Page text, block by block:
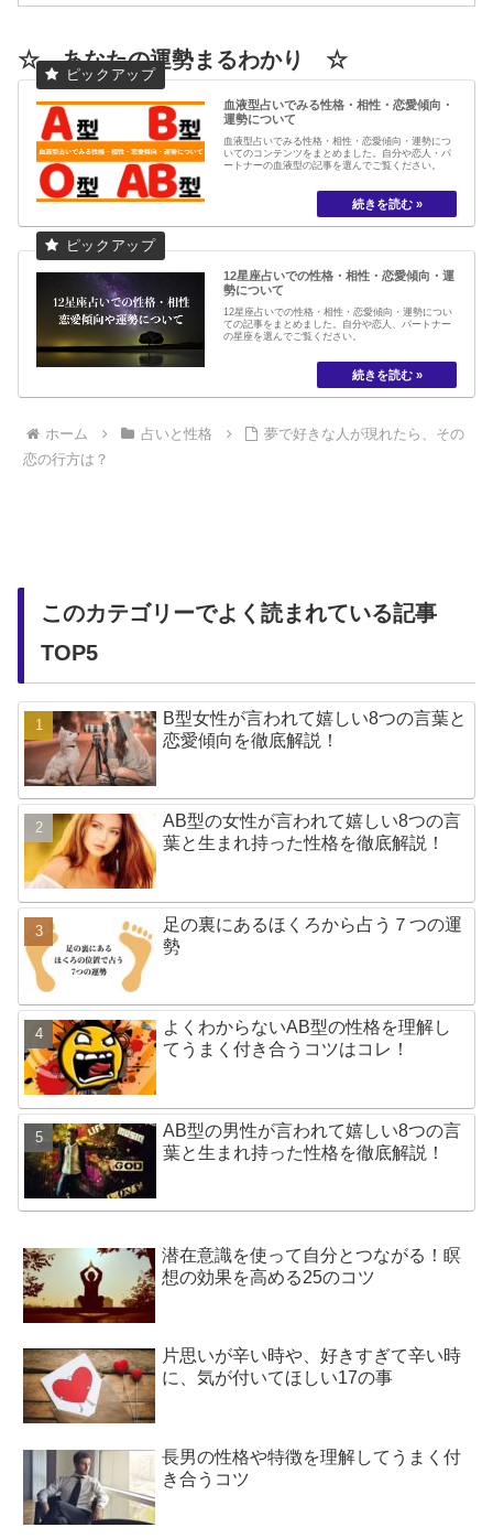
☆ あなたの運勢まるわかり ☆
血液型占いでみる性格・相性・恋愛傾向・
運勢について
血液型占いでみる性格・相性・恋愛傾向・運勢につ
いてのコンテンツをまとめました。自分や恋人・パ
ートナーの血液型の記事を選んでご覧ください。
12星座占いでの性格・相性・恋愛傾向・運
勢について
12星座占いでの性格・相性・恋愛傾向・運勢につい
ての記事をまとめました。自分や恋人、パートナー
の星座を選んでご覧ください。
ホーム 占いと性格
夢で好きな人が現れたら、その
恋の行方は？
このカテゴリーでよく読まれている記事
TOP5
B型女性が言われて嬉しい8つの言葉と
恋愛傾向を徹底解説！
AB型の女性が言われて嬉しい8つの言
葉と生まれ持った性格を徹底解説！
足の裏にあるほくろから占う７つの運
勢
よくわからないAB型の性格を理解し
てうまく付き合うコツはコレ！
AB型の男性が言われて嬉しい8つの言
葉と生まれ持った性格を徹底解説！
潜在意識を使って自分とつながる！瞑
想の効果を高める25のコツ
片思いが辛い時や、好きすぎて辛い時
に、気が付いてほしい17の事
長男の性格や特徴を理解してうまく付
き合うコツ